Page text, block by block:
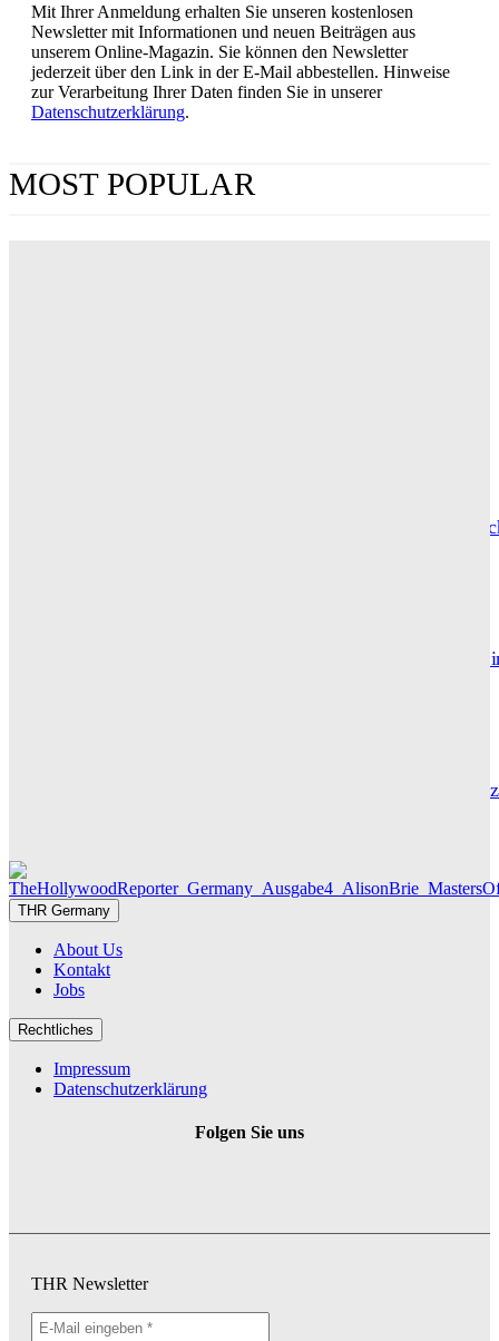
Mit Ihrer Anmeldung erhalten Sie unseren kostenlosen
Newsletter mit Informationen und neuen Beiträgen aus
unserem Online-Magazin. Sie können den Newsletter
jederzeit über den Link in der E-Mail abbestellen. Hinweise
zur Verarbeitung Ihrer Daten finden Sie in unserer
Datenschutzerklärung.
MOST POPULAR
Hotel de Rome – Berlins elegante Adresse zwischen
Maxton Hall: Erste Bilder aus Staffel 3 – der Serienhit geht
Die Geschichte hinter „Olivia Jones“ – Vom Provinzjungen
THR Germany
About Us
Kontakt
Jobs
Rechtliches
Impressum
Datenschutzerklärung
Folgen Sie uns
THR Newsletter